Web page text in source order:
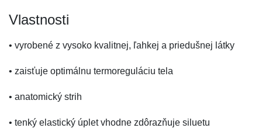
Vlastnosti
• vyrobené z vysoko kvalitnej, ľahkej a priedušnej látky
• zaisťuje optimálnu termoreguláciu tela
• anatomický strih
• tenký elastický úplet vhodne zdôrazňuje siluetu